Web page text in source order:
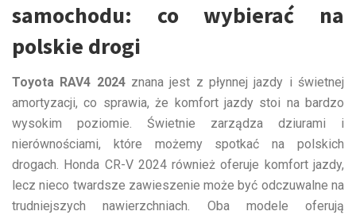
samochodu: co wybierać na
polskie drogi
Toyota RAV4 2024znana jest z płynnej jazdy i świetnej
amortyzacji, co sprawia, że komfort jazdy stoi na bardzo
wysokim poziomie. Świetnie zarządza dziurami i
nierównościami, które możemy spotkać na polskich
drogach. Honda CR-V 2024 również oferuje komfort jazdy,
lecz nieco twardsze zawieszenie może być odczuwalne na
trudniejszych nawierzchniach. Oba modele oferują